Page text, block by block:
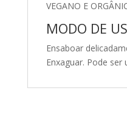
VEGANO E
MODO DE
Ensaboar
Enxaguar. Pode ser